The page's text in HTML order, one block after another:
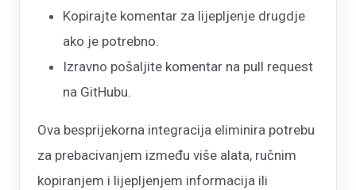
Kopirajte komentar za lijepljenje drugdje
ako je potrebno.
Izravno pošaljite komentar na pull request
na GitHubu.
Ova besprijekorna integracija eliminira potrebu
za prebacivanjem između više alata, ručnim
kopiranjem i lijepljenjem informacija ili